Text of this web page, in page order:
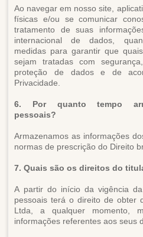
Ao navegar em nosso site,
físicas e/ou se comunicar
tratamento de suas
internacional de dados,
medidas para garantir que
sejam tratadas com
proteção de dados e de
Privacidade.
6. Por quanto tempo
pessoais?
Armazenamos as informações
normas de prescrição do Direito
7. Quais são os direitos do
A partir do início da vigência
pessoais terá o direito de obter
Ltda, a qualquer momento,
informações referentes aos seus